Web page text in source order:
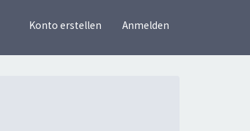
Konto erstellen Anmelden